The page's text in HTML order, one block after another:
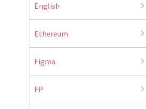
English
Ethereum
Figma
FP